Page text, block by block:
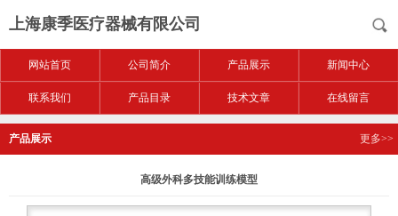
上海康季医疗器械有限公司
网站首页 公司简介 产品展示 新闻中心
联系我们 产品目录 技术文章 在线留言
产品展示 更多>>
高级外科多技能训练模型